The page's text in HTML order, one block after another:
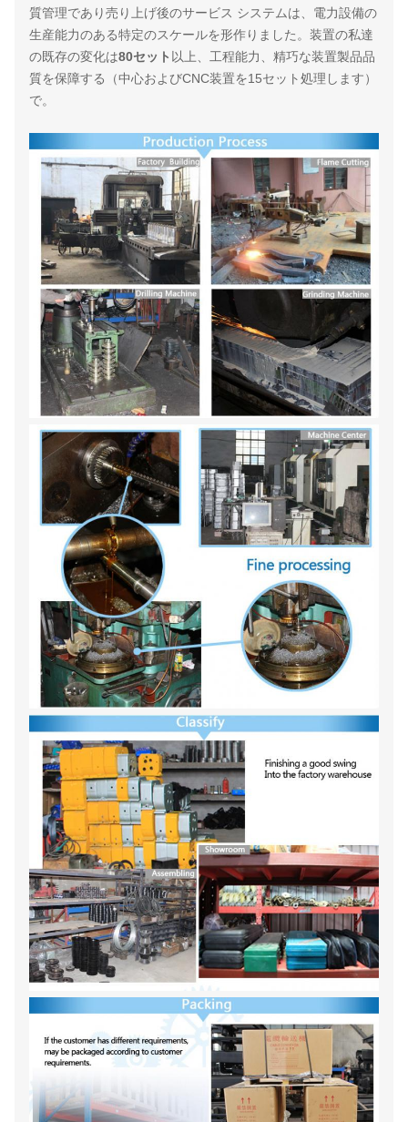
質管理であり売り上げ後のサービス システムは、電力設備の
生産能力のある特定のスケールを形作りました。装置の私達
の既存の変化は80セット 以上、工程能力、精巧な装置製品品
質を保障する（中心およびCNC装置を15セット処理します）
で。